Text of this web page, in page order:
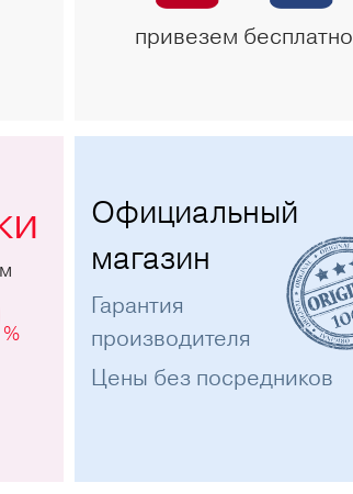
привезем бесплатно
%
Официальный
магазин
Гарантия
производителя
Цены без посредников